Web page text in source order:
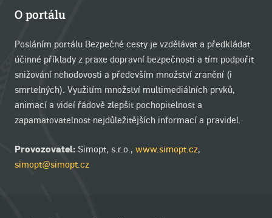
O portálu
Posláním portálu Bezpečné cesty je vzdělávat a předkládat
účinné příklady z praxe dopravní bezpečnosti a tím podpořit
snižování nehodovosti a především množství zranění (i
smrtelných). Využitím množství multimediálních prvků,
animací a videí řádově zlepšit pochopitelnost a
zapamatovatelnost nejdůležitějších informací a pravidel.
Provozovatel: Simopt, s.r.o., www.simopt.cz,
simopt@simopt.cz